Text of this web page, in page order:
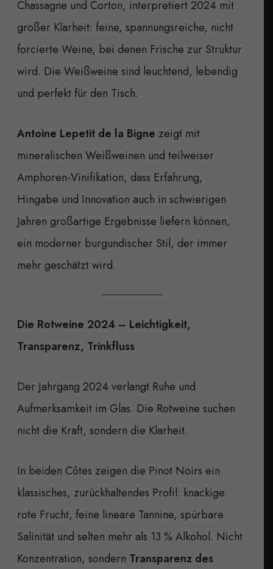
Chassagne und Corton, interpretiert 2024 mit
großer Klarheit: feine, spannungsreiche, nicht
forcierte Weine, bei denen Frische zur Struktur
wird. Die Weißweine sind leuchtend, lebendig
und perfekt für den Tisch.
Antoine Lepetit de la Bigne zeigt mit
mineralischen Weißweinen und teilweiser
Amphoren-Vinifikation, dass Erfahrung,
Hingabe und Innovation auch in schwierigen
Jahren großartige Ergebnisse liefern können,
ein moderner burgundischer Stil, der immer
mehr geschätzt wird.
Die Rotweine 2024 – Leichtigkeit,
Transparenz, Trinkfluss
Der Jahrgang 2024 verlangt Ruhe und
Aufmerksamkeit im Glas. Die Rotweine suchen
nicht die Kraft, sondern die Klarheit.
In beiden Côtes zeigen die Pinot Noirs ein
klassisches, zurückhaltendes Profil: knackige
rote Frucht, feine lineare Tannine, spürbare
Salinität und selten mehr als 13 % Alkohol. Nicht
Konzentration, sondern Transparenz des